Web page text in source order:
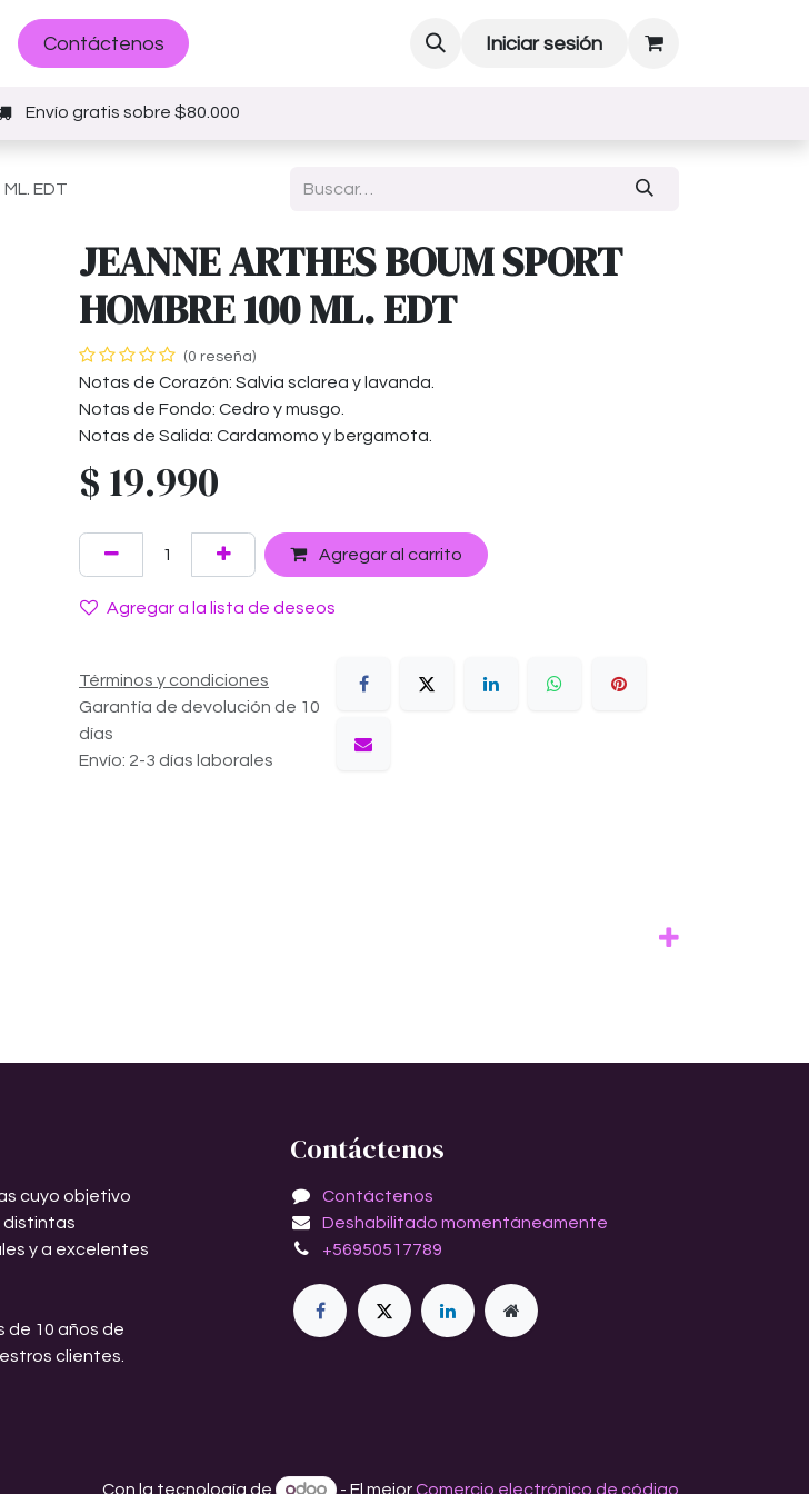
Contáctenos Iniciar sesión
Envío gratis sobre $80.000
EDT
JEANNE ARTHES BOUM SPORT
HOMBRE 100 ML. EDT
(0 reseña)
Notas de Corazón: Salvia sclarea y lavanda.
Notas de Fondo: Cedro y musgo.
Notas de Salida: Cardamomo y bergamota.
$ 19.990
Agregar al carrito
Agregar a la lista de deseos
Términos y condiciones
Garantía de devolución de 10
días
Envío: 2-3 días laborales
cuyo objetivo
distintas
y a excelentes
de 10 años de
clientes.
Contáctenos
Contáctenos
Deshabilitado momentáneamente
+56950517789
Con la tecnología de - El mejorComercio electrónico de código